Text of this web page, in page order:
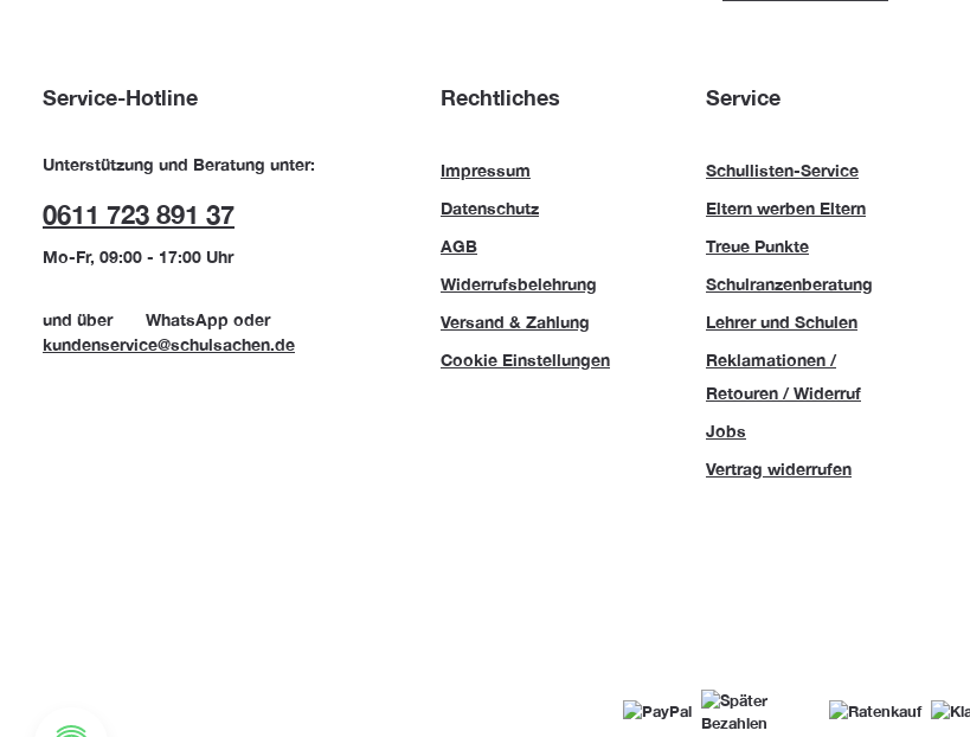
Service-Hotline
Unterstützung und Beratung unter:
0611 723 891 37
Mo-Fr, 09:00 - 17:00 Uhr
und über WhatsApp oder
kundenservice@schulsachen.de
Rechtliches
Impressum
Datenschutz
AGB
Widerrufsbelehrung
Versand & Zahlung
Cookie Einstellungen
Service
Schullisten-Service
Eltern werben Eltern
Treue Punkte
Schulranzenberatung
Lehrer und Schulen
Reklamationen /
Retouren / Widerruf
Jobs
Vertrag widerrufen